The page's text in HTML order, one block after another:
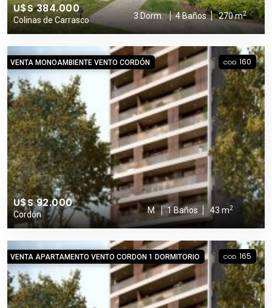
U$S 384.000
Colinas de Carrasco 3 Dorm. 4 Baños 270 m2
VENTA MONOAMBIENTE VENTO CORDÓN COD. 160
U$S 92.000
Cordón M 1 Baños 43 m2
VENTA APARTAMENTO VENTO CORDON 1 DORMITORIO COD. 165